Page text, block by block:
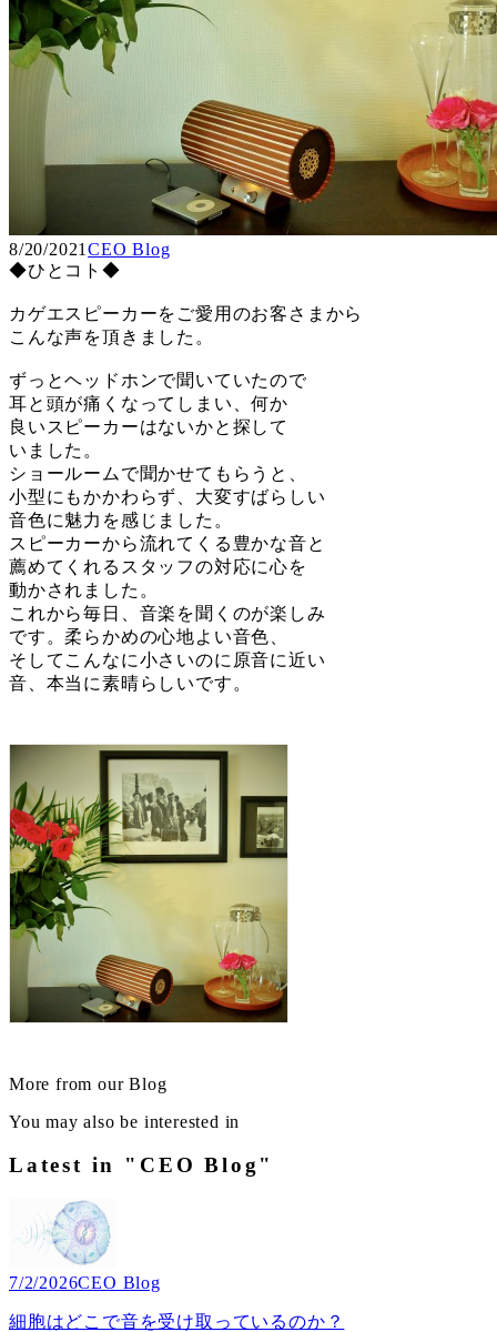
8/20/2021CEO Blog
◆ひとコト◆
カゲエスピーカーをご愛用のお客さまから
こんな声を頂きました。
ずっとヘッドホンで聞いていたので
耳と頭が痛くなってしまい、何か
良いスピーカーはないかと探して
いました。
ショールームで聞かせてもらうと、
小型にもかかわらず、大変すばらしい
音色に魅力を感じました。
スピーカーから流れてくる豊かな音と
薦めてくれるスタッフの対応に心を
動かされました。
これから毎日、音楽を聞くのが楽しみ
です。柔らかめの心地よい音色、
そしてこんなに小さいのに原音に近い
音、本当に素晴らしいです。
More from our Blog
You may also be interested in
Latest in "CEO Blog"
7/2/2026CEO Blog
細胞はどこで音を受け取っているのか？